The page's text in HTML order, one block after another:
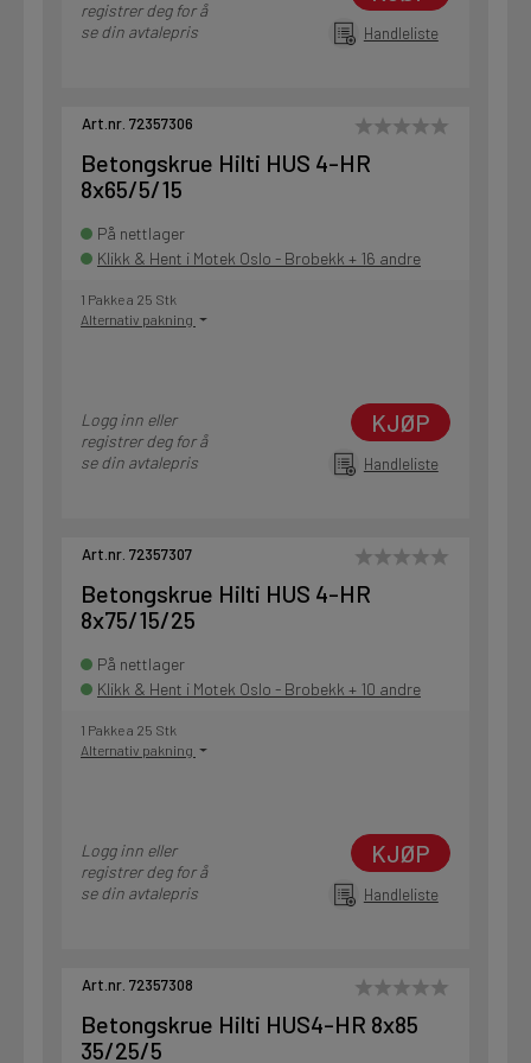
registrer deg for å
se din avtalepris
Handleliste
Art.nr. 72357306
Betongskrue Hilti HUS 4-HR
8x65/5/15
På nettlager
Klikk & Hent i Motek Oslo - Brobekk + 16 andre
1 Pakke a 25 Stk
Alternativ pakning
Logg inn eller
registrer deg for å
se din avtalepris
KJØP
Handleliste
Art.nr. 72357307
Betongskrue Hilti HUS 4-HR
8x75/15/25
På nettlager
Klikk & Hent i Motek Oslo - Brobekk + 10 andre
1 Pakke a 25 Stk
Alternativ pakning
Logg inn eller
registrer deg for å
se din avtalepris
KJØP
Handleliste
Art.nr. 72357308
Betongskrue Hilti HUS4-HR 8x85
35/25/5